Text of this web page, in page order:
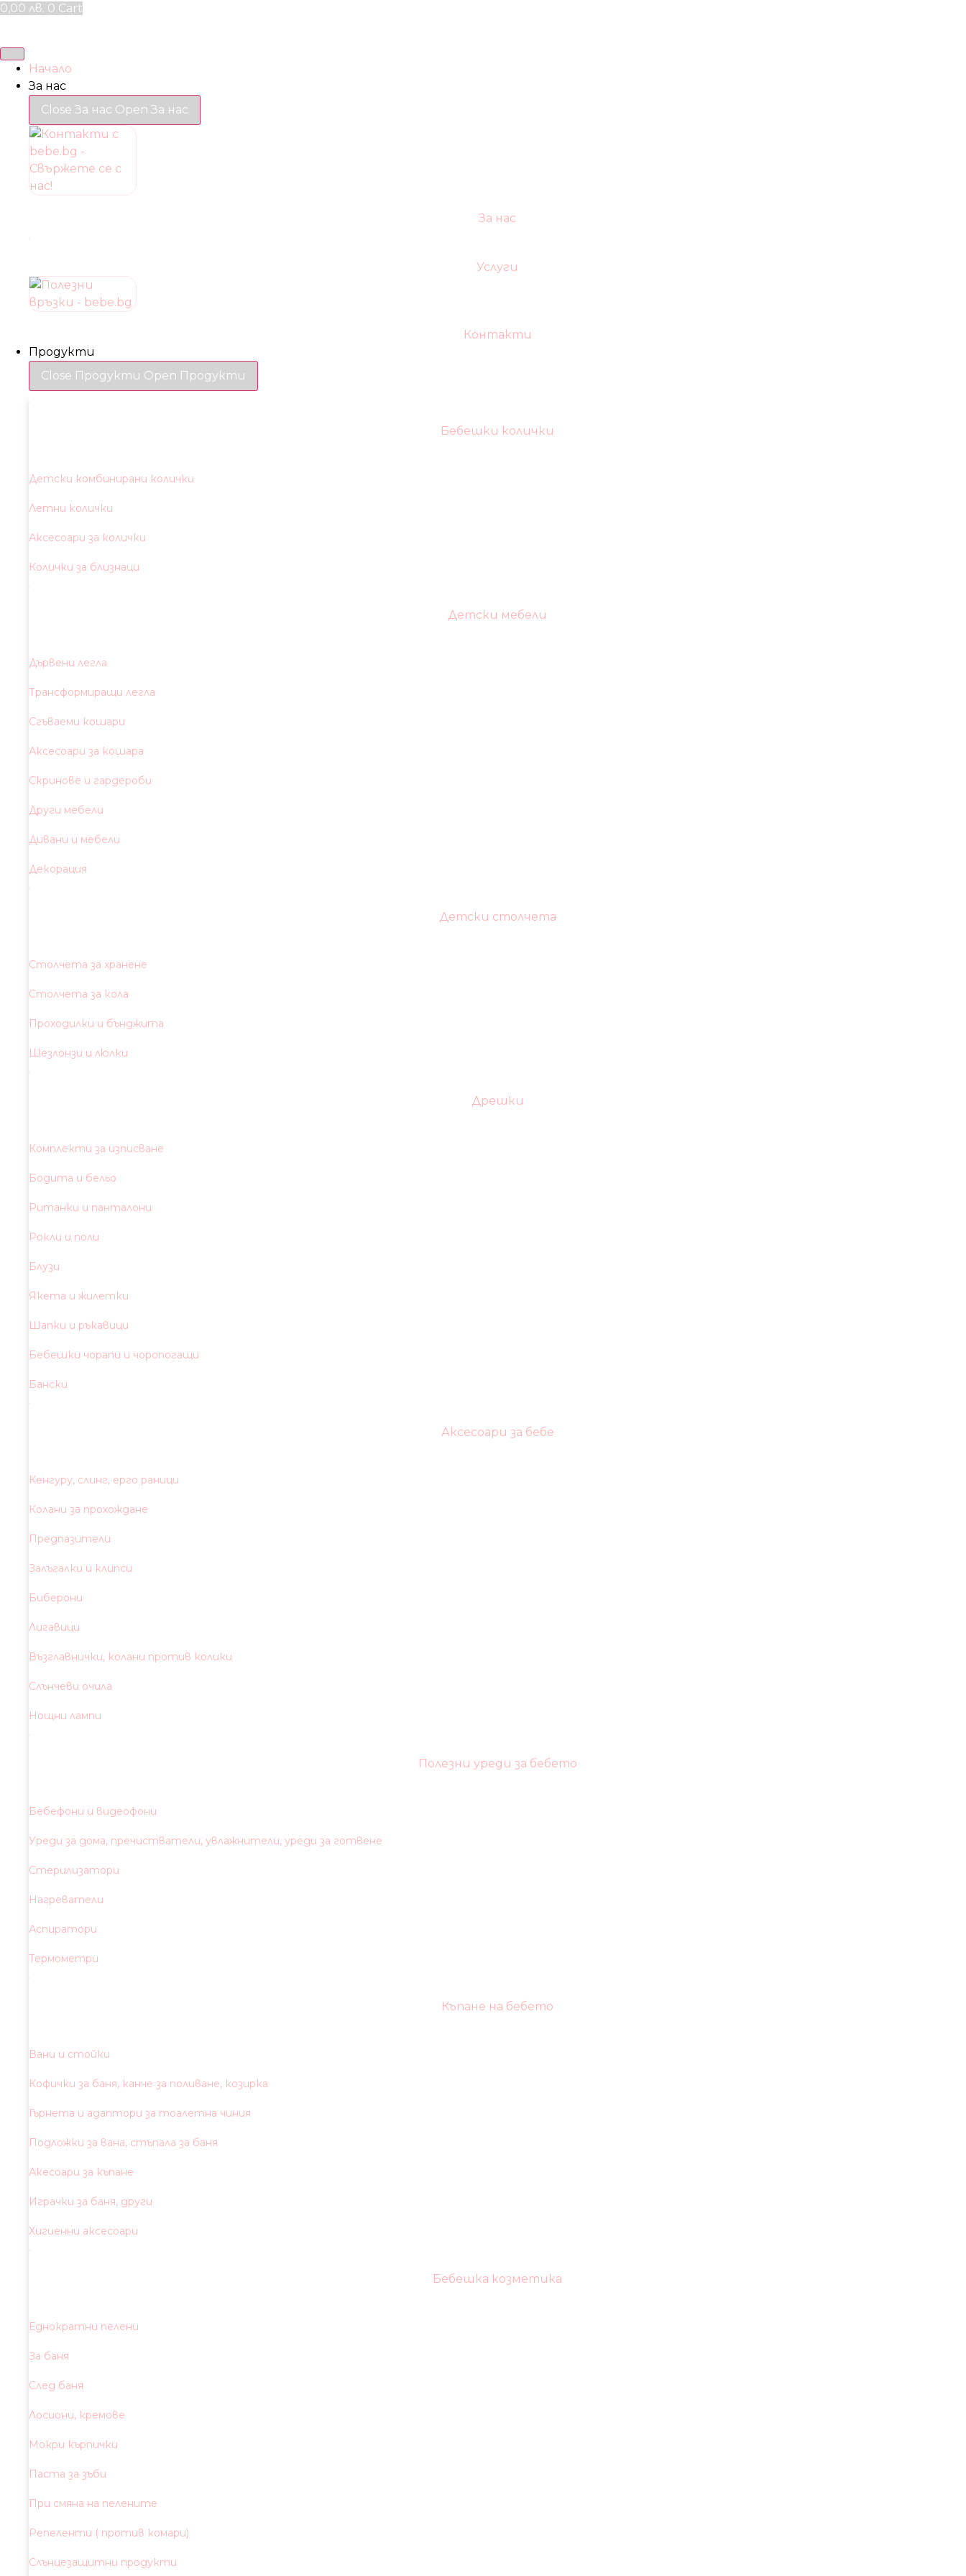
Skip
0,00 лв. 0 Cart
Начало
За нас
Close За нас Open За нас
За нас
Услуги
Контакти
Продукти
Close Продукти Open Продукти
Бебешки колички
Детски комбинирани колички
Летни колички
Аксесоари за колички
Колички за близнаци
Детски мебели
Дървени легла
Трансформиращи легла
Сгъваеми кошари
Аксесоари за кошара
Скринове и гардероби
Други мебели
Дивани и мебели
Декорация
Детски столчета
Столчета за хранене
Столчета за кола
Проходилки и бънджита
Шезлонзи и люлки
Дрешки
Комплекти за изписване
Бодита и бельо
Ританки и панталони
Рокли и поли
Блузи
Якета и жилетки
Шапки и ръкавици
Бебешки чорапи и чоропогащи
Бански
Аксесоари за бебе
Кенгуру, слинг, ерго раници
Колани за прохождане
Предпазители
Залъгалки и клипси
Биберони
Лигавици
Възглавнички, колани против колики
Слънчеви очила
Нощни лампи
Полезни уреди за бебето
Бебефони и видеофони
Уреди за дома, пречистватели, увлажнители, уреди за готвене
Стерилизатори
Нагреватели
Аспиратори
Термометри
Къпане на бебето
Вани и стойки
Кофички за баня, канче за поливане, козирка
Гърнета и адаптори за тоалетна чиния
Подложки за вана, стъпала за баня
Акесоари за къпане
Играчки за баня, други
Хигиенни аксесоари
Бебешка козметика
Еднократни пелени
За баня
След баня
Лосиони, кремове
Мокри кърпички
Паста за зъби
При смяна на пелените
Репеленти ( против комари)
Слънцезащитни продукти